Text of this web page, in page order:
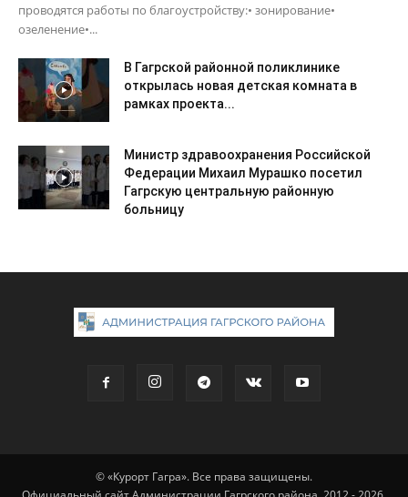
проводятся работы по благоустройству:• зонирование•
озеленение•...
В Гагрской районной поликлинике
открылась новая детская комната в
рамках проекта...
Министр здравоохранения Российской
Федерации Михаил Мурашко посетил
Гагрскую центральную районную
больницу
© «Курорт Гагра». Все права защищены.